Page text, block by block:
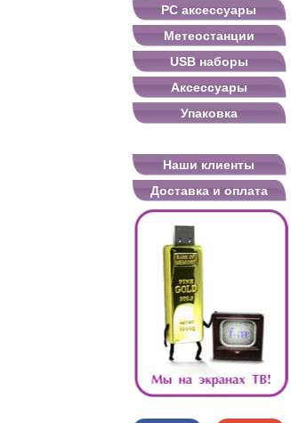
PC аксессуары
Метеостанции
USB наборы
Аксессуары
Упаковка
Наши клиенты
Доставка и оплата